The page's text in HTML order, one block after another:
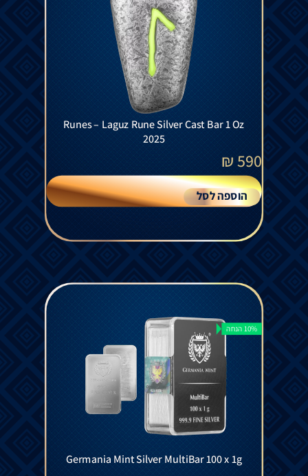
Runes – Laguz Rune Silver Cast Bar 1 Oz
2025
590
₪
הוספה לסל
10% הנחה
Germania Mint Silver MultiBar 100 x 1g